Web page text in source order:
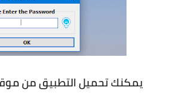
يمكنك تحميل التطبيق من